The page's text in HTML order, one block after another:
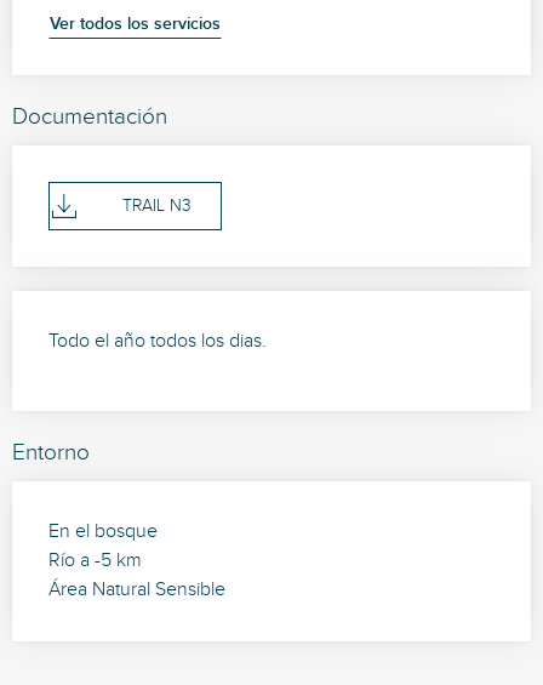
Ver todos los servicios
Documentación
TRAIL N3
Todo el año todos los dias.
Entorno
En el bosque
Río a -5 km
Área Natural Sensible